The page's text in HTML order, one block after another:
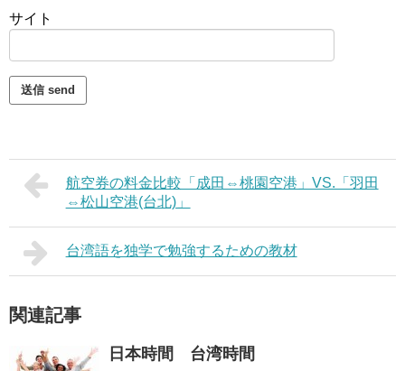
サイト
航空券の料金比較「成田⇔桃園空港」VS.「羽田
⇔松山空港(台北)」
台湾語を独学で勉強するための教材
関連記事
日本時間 台湾時間